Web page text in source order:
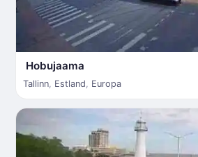
Hobujaama
Tallinn, Estland, Europa